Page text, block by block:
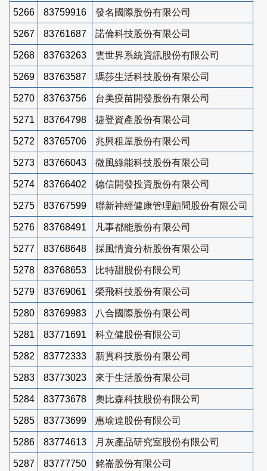
5266 83759916 發名國際股份有限公司
5267 83761687 諾倫科技股份有限公司
5268 83763263 雲世界系統資訊股份有限公司
5269 83763587 瑪莎生活科技股份有限公司
5270 83763756 台美疫苗開發股份有限公司
5271 83764798 捷登資產股份有限公司
5272 83765706 兆興租屋股份有限公司
5273 83766043 微風綠能科技股份有限公司
5274 83766402 德信開發投資股份有限公司
5275 83767599 聯新神經健康管理顧問股份有限公司
5276 83768491 凡事都能股份有限公司
5277 83768648 採風情資分析股份有限公司
5278 83768653 比特甜股份有限公司
5279 83769061 榮飛科技股份有限公司
5280 83769983 八合國際股份有限公司
5281 83771691 科立健股份有限公司
5282 83772333 新貫科技股份有限公司
5283 83773023 來于生活股份有限公司
5284 83773678 奧比森科技股份有限公司
5285 83773699 惠瑜達股份有限公司
5286 83774613 月灰產品研究室股份有限公司
5287 83777750 銘崙股份有限公司